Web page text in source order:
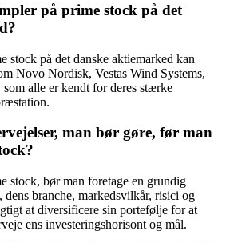
på prime stock på det
stock på det danske aktiemarked kan
Novo Nordisk, Vestas Wind Systems,
alle er kendt for deres stærke
man bør gøre, før man
stock, bør man foretage en grundig
dens branche, markedsvilkår, risici og
at diversificere sin portefølje for at
ens investeringshorisont og mål.